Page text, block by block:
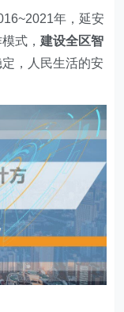
年，延安
式，建设全区智
，人民生活的安